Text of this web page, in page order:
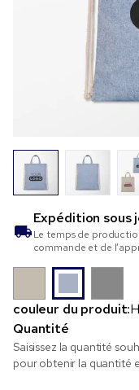
Expédition sous
Le temps de
commande et de
couleur du produit:
Quantité
Saisissez la quantité
pour obtenir la quantité